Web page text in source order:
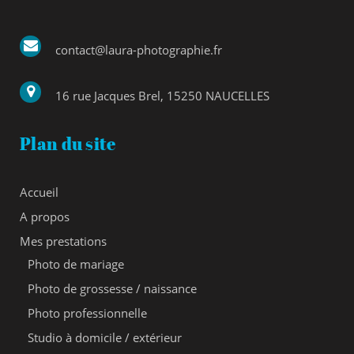
contact@laura-photographie.fr
16 rue Jacques Brel, 15250 NAUCELLES
Plan du site
Accueil
A propos
Mes prestations
Photo de mariage
Photo de grossesse / naissance
Photo professionnelle
Studio à domicile / extérieur